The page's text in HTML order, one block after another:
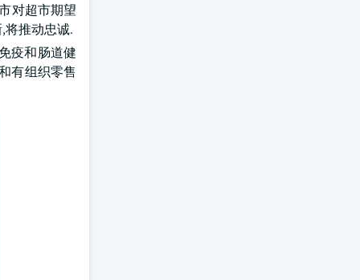
对超市期望
将推动忠诚.
疫和肠道健
有组织零售